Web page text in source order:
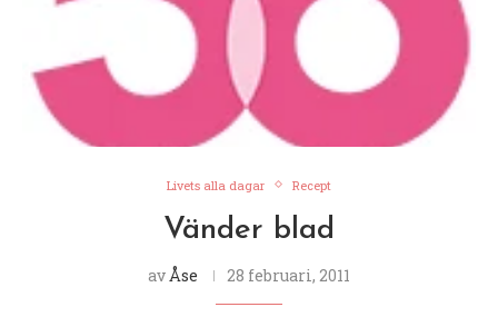
Livets alla dagar Recept
Vänder blad
av Åse 28 februari, 2011